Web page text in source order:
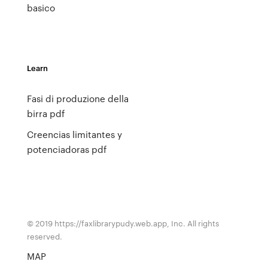
basico
Learn
Fasi di produzione della
birra pdf
Creencias limitantes y
potenciadoras pdf
© 2019 https://faxlibrarypudy.web.app, Inc. All rights
reserved.
MAP